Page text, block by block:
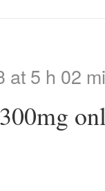
at 5 h 02